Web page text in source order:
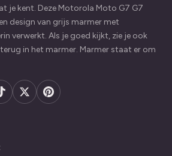
je kent. Deze Motorola Moto G7 G7
design van grijs marmer met
verwerkt. Als je goed kijkt, zie je ook
in het marmer. Marmer staat er om